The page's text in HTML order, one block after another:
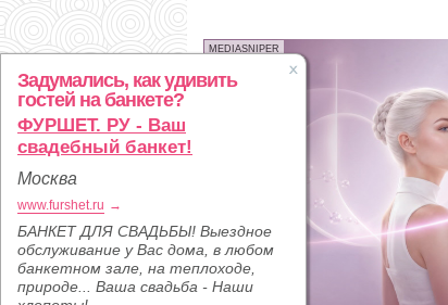
Задумались, как удивить
гостей на банкете?
ФУРШЕТ. РУ - Ваш
свадебный банкет!
Москва
www.furshet.ru →
БАНКЕТ ДЛЯ СВАДЬБЫ! Выездное
обслуживание у Вас дома, в любом
банкетном зале, на теплоходе,
природе... Ваша свадьба - Наши
MEDIASNIPER